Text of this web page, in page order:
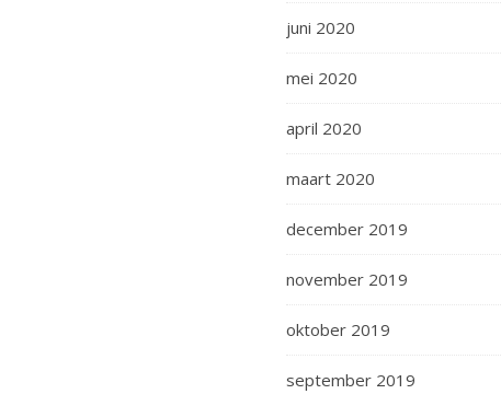
juni 2020
mei 2020
april 2020
maart 2020
december 2019
november 2019
oktober 2019
september 2019